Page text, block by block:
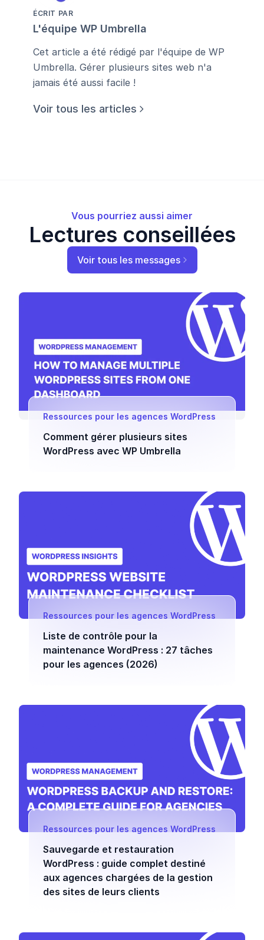
ÉCRIT PAR
L'équipe WP Umbrella
Cet article a été rédigé par l'équipe de WP
Umbrella. Gérer plusieurs sites web n'a
jamais été aussi facile !
Voir tous les articles
Vous pourriez aussi aimer
Lectures conseillées
Voir tous les messages
Ressources pour les agences WordPress
Comment gérer plusieurs sites
WordPress avec WP Umbrella
Ressources pour les agences WordPress
Liste de contrôle pour la
maintenance WordPress : 27 tâches
pour les agences (2026)
Ressources pour les agences WordPress
Sauvegarde et restauration
WordPress : guide complet destiné
aux agences chargées de la gestion
des sites de leurs clients